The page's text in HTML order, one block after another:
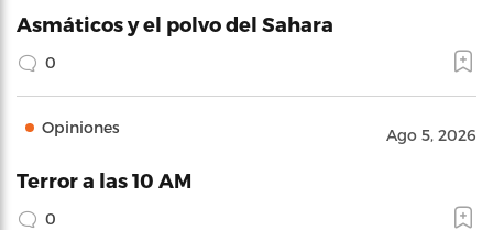
Asmáticos y el polvo del Sahara
0
Opiniones Ago 5, 2026
Terror a las 10 AM
0